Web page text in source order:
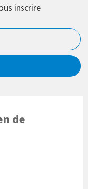
inscrire
de